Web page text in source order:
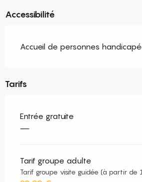
Accessibilité
Accueil de personnes
Tarifs
Entrée gratuite
—
Tarif groupe adulte
Tarif groupe visite guidée (à partir de